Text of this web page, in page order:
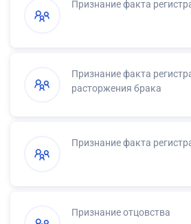
Признание факта
Признание факта
расторжения брака
Признание факта
Признание отцовства